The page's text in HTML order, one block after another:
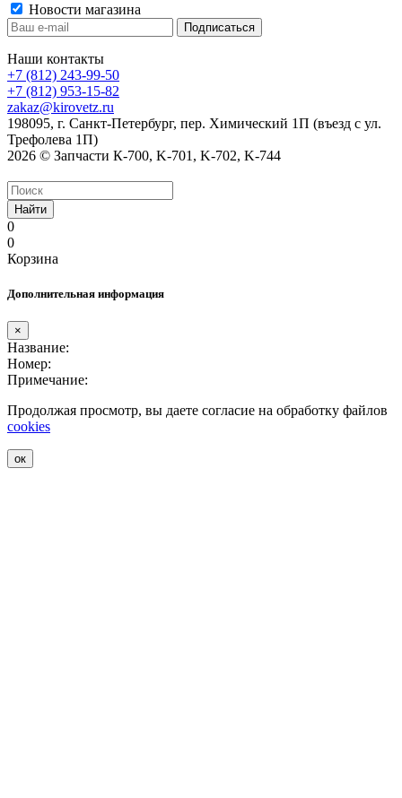
Новости магазина
Наши контакты
+7 (812) 243-99-50
+7 (812) 953-15-82
zakaz@kirovetz.ru
198095, г. Санкт-Петербург, пер. Химический 1П (въезд с ул.
Трефолева 1П)
2026 © Запчасти К-700, K-701, K-702, K-744
Найти
0
0
Корзина
Дополнительная информация
×
Название:
Номер:
Примечание:
Продолжая просмотр, вы даете согласие на обработку файлов
cookies
ок